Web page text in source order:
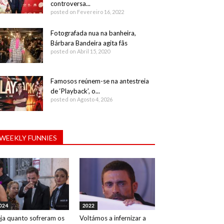
controversa...
posted on Fevereiro 16, 2022
Fotografada nua na banheira,
Bárbara Bandeira agita fãs
posted on Abril 15, 2020
Famosos reúnem-se na antestreia
de ‘Playback’, o...
posted on Agosto 4, 2026
FUNNIES
quanto sofreram os
2022
Voltámos a infernizar a